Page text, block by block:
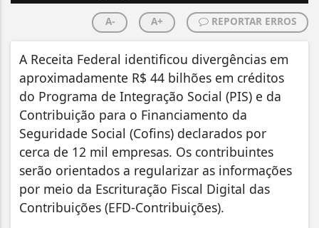
A- A+ REPORTAR ERROS
A Receita Federal identificou divergências em
aproximadamente R$ 44 bilhões em créditos
do Programa de Integração Social (PIS) e da
Contribuição para o Financiamento da
Seguridade Social (Cofins) declarados por
cerca de 12 mil empresas. Os contribuintes
serão orientados a regularizar as informações
por meio da Escrituração Fiscal Digital das
Contribuições (EFD-Contribuições).